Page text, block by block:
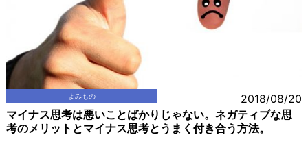
よみもの 2018/08/20
マイナス思考は悪いことばかりじゃない。ネガティブな思
考のメリットとマイナス思考とうまく付き合う方法。